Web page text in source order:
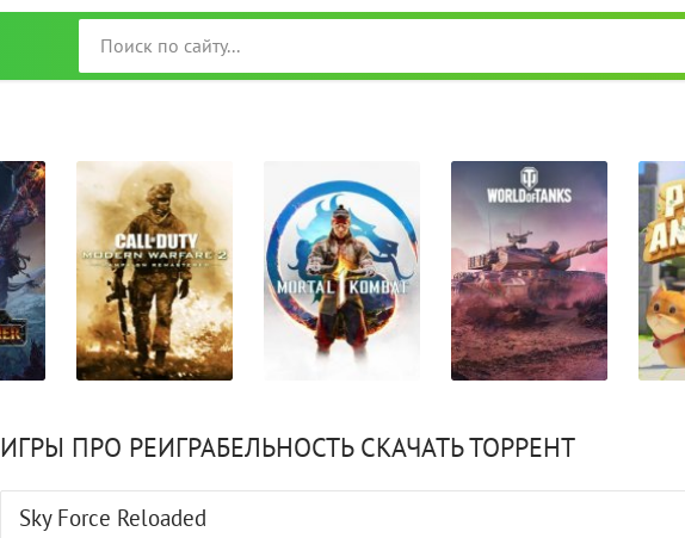
ИГРЫ ПРО РЕИГРАБЕЛЬНОСТЬ СКАЧАТЬ ТОРРЕНТ
Sky Force Reloaded